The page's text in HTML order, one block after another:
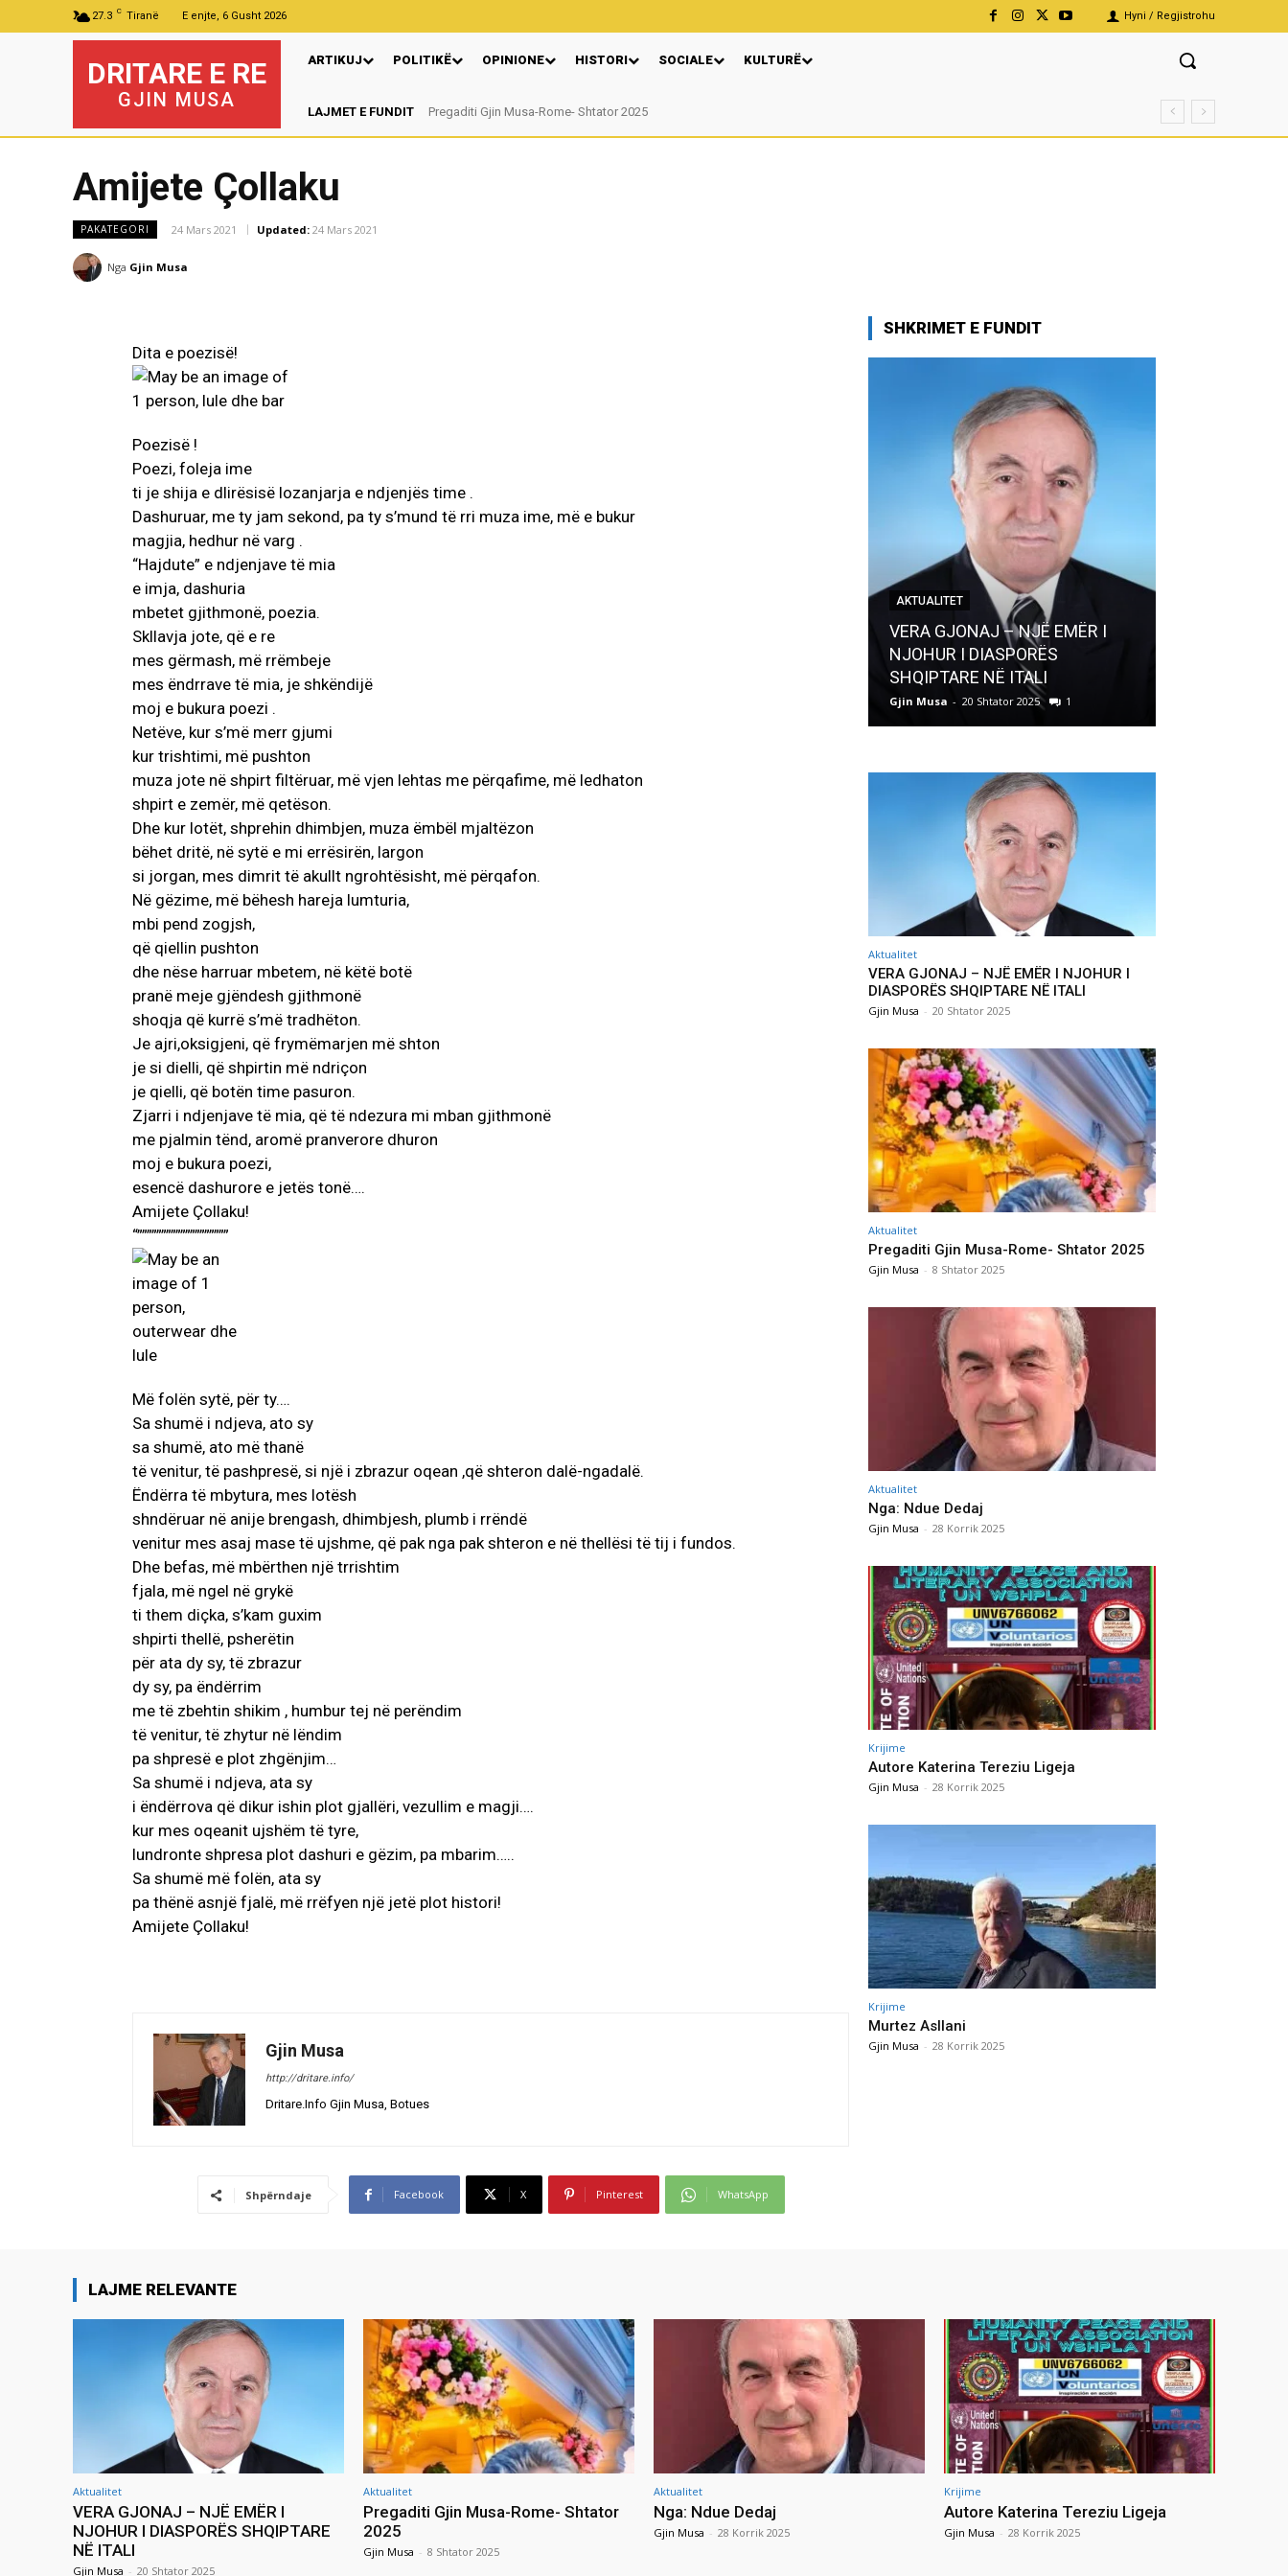
27.3 C Tiranë E enjte, 6 Gusht 2026 Hyni / Regjistrohu
DRITARE E RE
GJIN MUSA
ARTIKUJ POLITIKË OPINIONE HISTORI SOCIALE KULTURË
LAJMET E FUNDIT Pregaditi Gjin Musa-Rome- Shtator 2025
Amijete Çollaku
PAKATEGORI 24 Mars 2021 Updated: 24 Mars 2021
Nga Gjin Musa
Dita e poezisë!
Poezisë !
Poezi, foleja ime
ti je shija e dlirësisë lozanjarja e ndjenjës time .
Dashuruar, me ty jam sekond, pa ty s’mund të rri muza ime, më e bukur
magjia, hedhur në varg .
“Hajdute” e ndjenjave të mia
e imja, dashuria
mbetet gjithmonë, poezia.
Skllavja jote, që e re
mes gërmash, më rrëmbeje
mes ëndrrave të mia, je shkëndijë
moj e bukura poezi .
Netëve, kur s’më merr gjumi
kur trishtimi, më pushton
muza jote në shpirt filtëruar, më vjen lehtas me përqafime, më ledhaton
shpirt e zemër, më qetëson.
Dhe kur lotët, shprehin dhimbjen, muza ëmbël mjaltëzon
bëhet dritë, në sytë e mi errësirën, largon
si jorgan, mes dimrit të akullt ngrohtësisht, më përqafon.
Në gëzime, më bëhesh hareja lumturia,
mbi pend zogjsh,
që qiellin pushton
dhe nëse harruar mbetem, në këtë botë
pranë meje gjëndesh gjithmonë
shoqja që kurrë s’më tradhëton.
Je ajri,oksigjeni, që frymëmarjen më shton
je si dielli, që shpirtin më ndriçon
je qielli, që botën time pasuron.
Zjarri i ndjenjave të mia, që të ndezura mi mban gjithmonë
me pjalmin tënd, aromë pranverore dhuron
moj e bukura poezi,
esencë dashurore e jetës tonë….
Amijete Çollaku!
“”””””””””””””””””””
Më folën sytë, për ty….
Sa shumë i ndjeva, ato sy
sa shumë, ato më thanë
të venitur, të pashpresë, si një i zbrazur oqean ,që shteron dalë-ngadalë.
Ëndërra të mbytura, mes lotësh
shndëruar në anije brengash, dhimbjesh, plumb i rrëndë
venitur mes asaj mase të ujshme, që pak nga pak shteron e në thellësi të tij i fundos.
Dhe befas, më mbërthen një trrishtim
fjala, më ngel në grykë
ti them diçka, s’kam guxim
shpirti thellë, psherëtin
për ata dy sy, të zbrazur
dy sy, pa ëndërrim
me të zbehtin shikim , humbur tej në perëndim
të venitur, të zhytur në lëndim
pa shpresë e plot zhgënjim…
Sa shumë i ndjeva, ata sy
i ëndërrova që dikur ishin plot gjallëri, vezullim e magji….
kur mes oqeanit ujshëm të tyre,
lundronte shpresa plot dashuri e gëzim, pa mbarim…..
Sa shumë më folën, ata sy
pa thënë asnjë fjalë, më rrëfyen një jetë plot histori!
Amijete Çollaku!
Gjin Musa
http://dritare.info/
Dritare.Info Gjin Musa, Botues
Shpërndaje Facebook X Pinterest WhatsApp
SHKRIMET E FUNDIT
AKTUALITET
VERA GJONAJ – NJË EMËR I
NJOHUR I DIASPORËS
SHQIPTARE NË ITALI
Gjin Musa - 20 Shtator 2025 1
Aktualitet
VERA GJONAJ – NJË EMËR I NJOHUR I
DIASPORËS SHQIPTARE NË ITALI
Gjin Musa - 20 Shtator 2025
Aktualitet
Pregaditi Gjin Musa-Rome- Shtator 2025
Gjin Musa - 8 Shtator 2025
Aktualitet
Nga: Ndue Dedaj
Gjin Musa - 28 Korrik 2025
Krijime
Autore Katerina Tereziu Ligeja
Gjin Musa - 28 Korrik 2025
Krijime
Murtez Asllani
Gjin Musa - 28 Korrik 2025
LAJME RELEVANTE
Aktualitet
VERA GJONAJ – NJË EMËR I
NJOHUR I DIASPORËS SHQIPTARE
NË ITALI
Gjin Musa - 20 Shtator 2025
Aktualitet
Pregaditi Gjin Musa-Rome- Shtator
2025
Gjin Musa - 8 Shtator 2025
Aktualitet
Nga: Ndue Dedaj
Gjin Musa - 28 Korrik 2025
Krijime
Autore Katerina Tereziu Ligeja
Gjin Musa - 28 Korrik 2025